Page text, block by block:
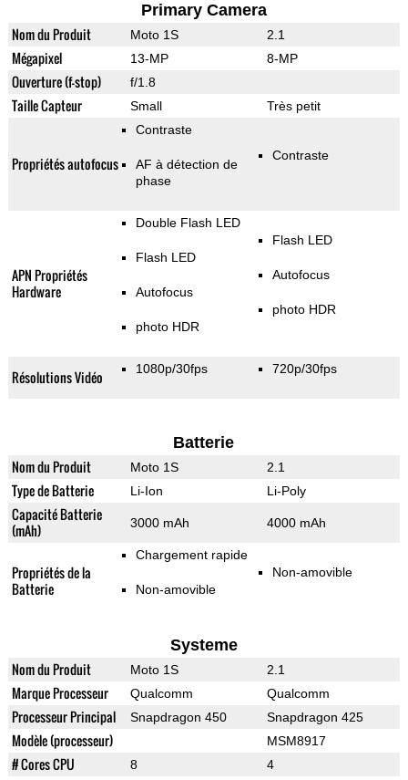
Primary Camera
Nom du Produit Moto 1S 2.1
Mégapixel 13-MP 8-MP
Ouverture (f-stop) f/1.8
Taille Capteur Small Très petit
Propriétés autofocus
Contraste
AF à détection de
phase
Contraste
APN Propriétés
Hardware
Double Flash LED
Flash LED
Autofocus
photo HDR
Flash LED
Autofocus
photo HDR
Résolutions Vidéo 1080p/30fps 720p/30fps
Batterie
Nom du Produit Moto 1S 2.1
Type de Batterie Li-Ion Li-Poly
Capacité Batterie
(mAh)
3000 mAh 4000 mAh
Propriétés de la
Batterie
Chargement rapide
Non-amovible
Non-amovible
Systeme
Nom du Produit Moto 1S 2.1
Marque Processeur Qualcomm Qualcomm
Processeur Principal Snapdragon 450 Snapdragon 425
Modèle (processeur) MSM8917
# Cores CPU 8 4